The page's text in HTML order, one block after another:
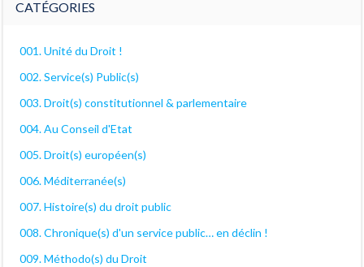
CATÉGORIES
001. Unité du Droit !
002. Service(s) Public(s)
003. Droit(s) constitutionnel & parlementaire
004. Au Conseil d'Etat
005. Droit(s) européen(s)
006. Méditerranée(s)
007. Histoire(s) du droit public
008. Chronique(s) d'un service public… en déclin !
009. Méthodo(s) du Droit